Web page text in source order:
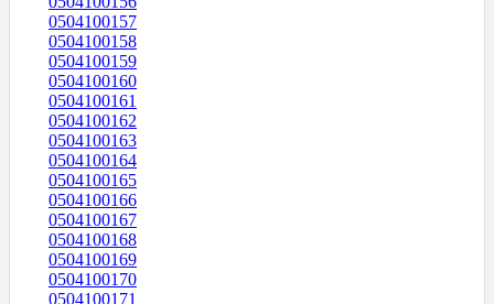
0504100157
0504100158
0504100159
0504100160
0504100161
0504100162
0504100163
0504100164
0504100165
0504100166
0504100167
0504100168
0504100169
0504100170
0504100171